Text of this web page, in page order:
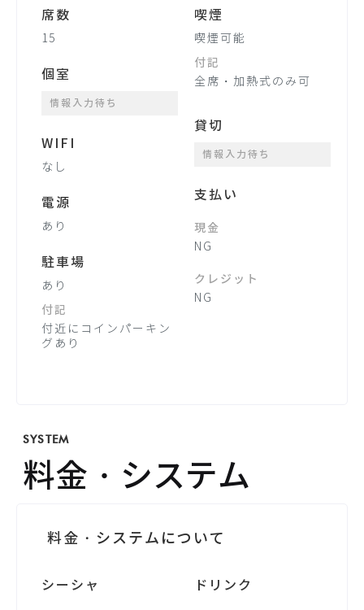
席数
15
個室
情報入力待ち
WIFI
なし
電源
あり
駐車場
あり
付記
付近にコインパーキン
グあり
喫煙
喫煙可能
付記
全席・加熱式のみ可
貸切
情報入力待ち
支払い
現金
NG
クレジット
NG
SYSTEM
料金・システム
料金・システムについて
シーシャ ドリンク